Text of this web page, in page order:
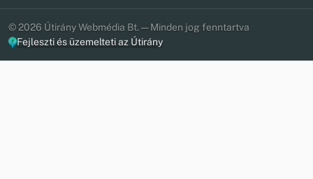
© 2026 Útirány Webmédia Bt. — Minden jog fenntartva
Fejleszti és üzemelteti az Útirány